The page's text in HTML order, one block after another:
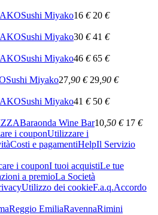
Sushi Miyako16 € 20 €
Sushi Miyako30 € 41 €
Sushi Miyako46 € 65 €
Sushi Miyako27,90 € 29,90 €
Sushi Miyako41 € 50 €
Baraonda Wine Bar10,50 € 17 €
i couponUtilizzare i
Costi e pagamentiHelpIl Servizio
i couponI tuoi acquistiLe tue
a premioLa Società
Utilizzo dei cookieF.a.q.Accordo
Reggio EmiliaRavennaRimini